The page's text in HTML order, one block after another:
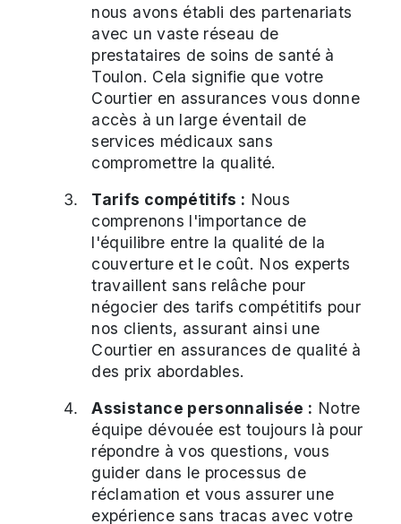
nous avons établi des partenariats
avec un vaste réseau de
prestataires de soins de santé à
Toulon. Cela signifie que votre
Courtier en assurances vous donne
accès à un large éventail de
services médicaux sans
compromettre la qualité.
Tarifs compétitifs : Nous
comprenons l'importance de
l'équilibre entre la qualité de la
couverture et le coût. Nos experts
travaillent sans relâche pour
négocier des tarifs compétitifs pour
nos clients, assurant ainsi une
Courtier en assurances de qualité à
des prix abordables.
Assistance personnalisée : Notre
équipe dévouée est toujours là pour
répondre à vos questions, vous
guider dans le processus de
réclamation et vous assurer une
expérience sans tracas avec votre